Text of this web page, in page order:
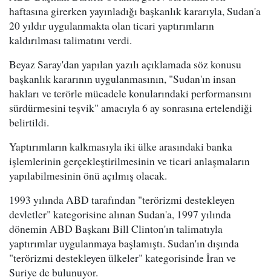
haftasına girerken yayınladığı başkanlık kararıyla, Sudan'a
20 yıldır uygulanmakta olan ticari yaptırımların
kaldırılması talimatını verdi.
Beyaz Saray'dan yapılan yazılı açıklamada söz konusu
başkanlık kararının uygulanmasının, "Sudan'ın insan
hakları ve terörle mücadele konularındaki performansını
sürdürmesini teşvik" amacıyla 6 ay sonrasına ertelendiği
belirtildi.
Yaptırımların kalkmasıyla iki ülke arasındaki banka
işlemlerinin gerçekleştirilmesinin ve ticari anlaşmaların
yapılabilmesinin önü açılmış olacak.
1993 yılında ABD tarafından "terörizmi destekleyen
devletler" kategorisine alınan Sudan'a, 1997 yılında
dönemin ABD Başkanı Bill Clinton'ın talimatıyla
yaptırımlar uygulanmaya başlamıştı. Sudan'ın dışında
"terörizmi destekleyen ülkeler" kategorisinde İran ve
Suriye de bulunuyor.